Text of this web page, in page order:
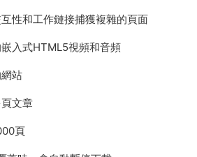
性和工作鏈接捕獲複雜的頁面
入式HTML5視頻和音頻
站
文章
頁